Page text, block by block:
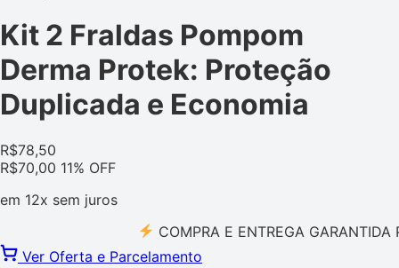
Kit 2 Fraldas Pompom
Derma Protek: Proteção
Duplicada e Economia
R$78,50
R$70,00 11% OFF
em 12x sem juros
COMPRA E ENTREGA GARANTIDA PELO
Ver Oferta e Parcelamento